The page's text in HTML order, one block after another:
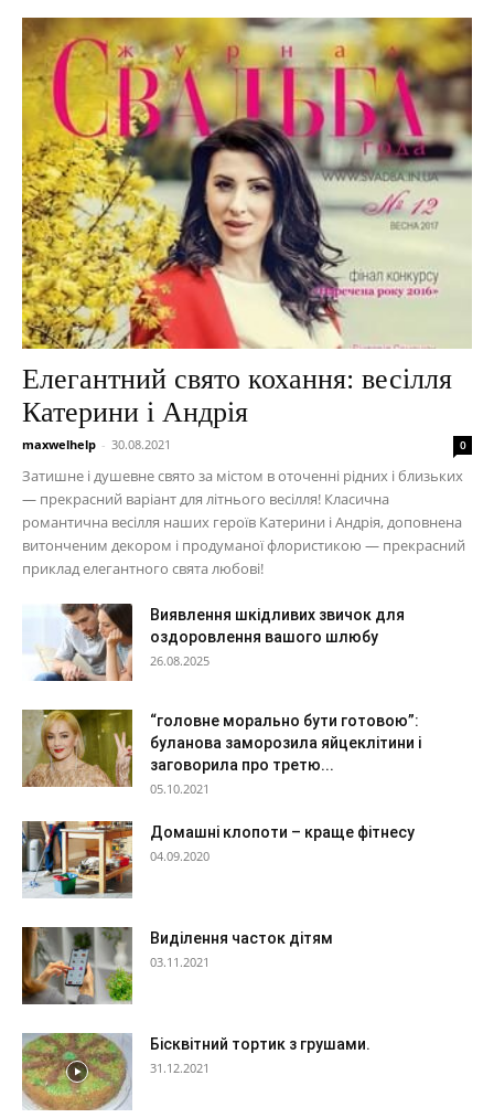
Елегантний свято кохання: весілля
Катерини і Андрія
maxwelhelp - 30.08.2021 0
Затишне і душевне свято за містом в оточенні рідних і близьких
— прекрасний варіант для літнього весілля! Класична
романтична весілля наших героїв Катерини і Андрія, доповнена
витонченим декором і продуманої флористикою — прекрасний
приклад елегантного свята любові!
Виявлення шкідливих звичок для
оздоровлення вашого шлюбу
26.08.2025
“головне морально бути готовою”:
буланова заморозила яйцеклітини і
заговорила про третю...
05.10.2021
Домашні клопоти – краще фітнесу
04.09.2020
Виділення часток дітям
03.11.2021
Бісквітний тортик з грушами.
31.12.2021